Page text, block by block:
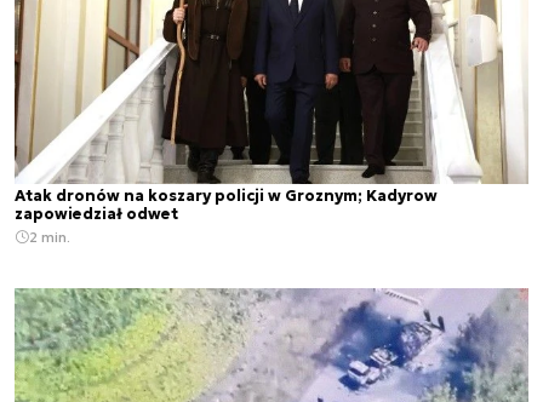
Atak dronów na koszary policji w Groznym; Kadyrow
zapowiedział odwet
2 min.